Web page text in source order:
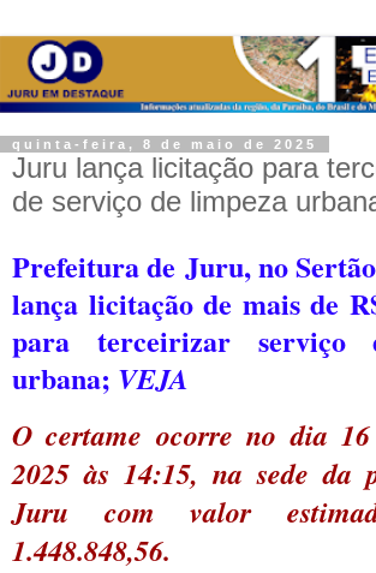
quinta-feira, 8 de maio de 2025
Juru lança licitação para
de serviço de limpeza
Prefeitura de Juru, no
lança licitação de mais de
para terceirizar serviço
urbana; VEJA
O certame ocorre no dia
2025 às 14:15, na sede da
Juru com valor
1.448.848,56.